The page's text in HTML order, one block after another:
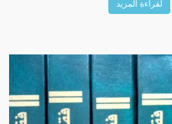
لقراءة المزيد